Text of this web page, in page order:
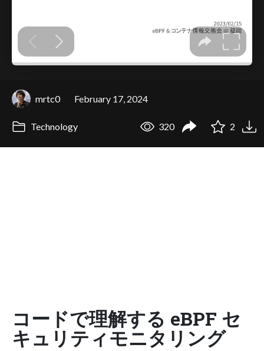
mrtc0 February 17, 2024
Technology 320 2
コードで理解する eBPF セ
キュリティモニタリング